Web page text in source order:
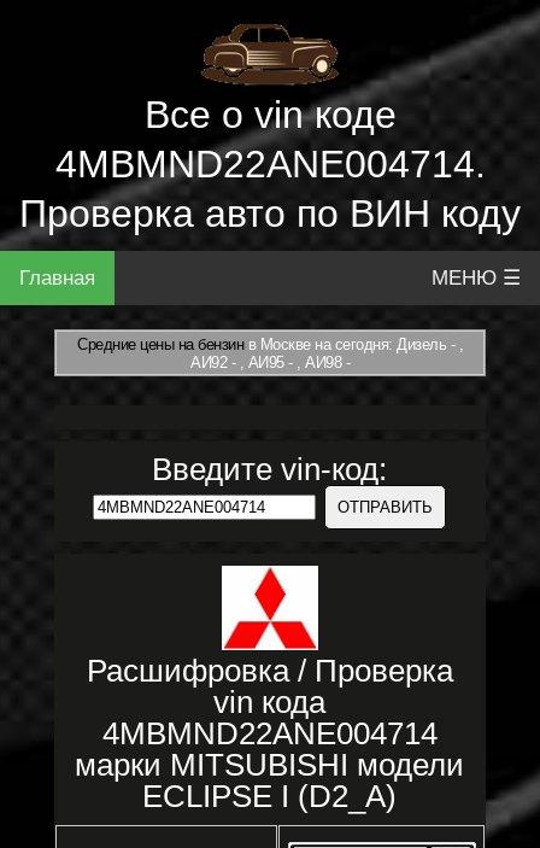
Все о vin коде
4MBMND22ANE004714.
Проверка авто по ВИН коду
Главная МЕНЮ ☰
Средние цены на бензинв Москве на сегодня: Дизель - ,
АИ92 - , АИ95 - , АИ98 -
Введите vin-код:
Расшифровка / Проверка
vin кода
4MBMND22ANE004714
марки MITSUBISHI модели
ECLIPSE I (D2_A)